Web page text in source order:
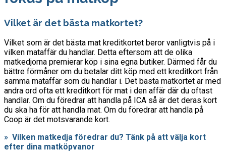
Vilket är det bästa matkortet?
Vilket som är det bästa mat kreditkortet beror vanligtvis på i
vilken mataffär du handlar. Detta eftersom att de olika
matkedjorna premierar köp i sina egna butiker. Därmed får du
bättre förmåner om du betalar ditt köp med ett kreditkort från
samma mataffär som du handlar i. Det bästa matkortet är med
andra ord ofta ett kreditkort för mat i den affär där du oftast
handlar. Om du föredrar att handla på ICA så är det deras kort
du ska ha för att handla mat. Om du föredrar att handla på
Coop är det motsvarande kort.
» Vilken matkedja föredrar du? Tänk på att välja kort
efter dina matköpvanor